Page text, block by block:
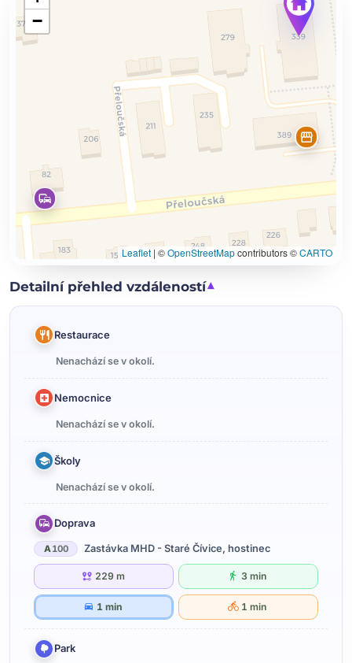
−
Leaflet | ©OpenStreetMapcontributors ©CARTO
Detailní přehled vzdáleností
Restaurace
Nenachází se v okolí.
Nemocnice
Nenachází se v okolí.
Školy
Nenachází se v okolí.
Doprava
A 100 Zastávka MHD - Staré Čívice, hostinec
229 m 3 min
1 min 1 min
Park